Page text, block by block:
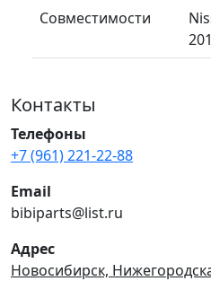
Совместимости
Контакты
Телефоны
+7 (961) 221-22-88
Email
bibiparts@list.ru
Адрес
Новосибирск,